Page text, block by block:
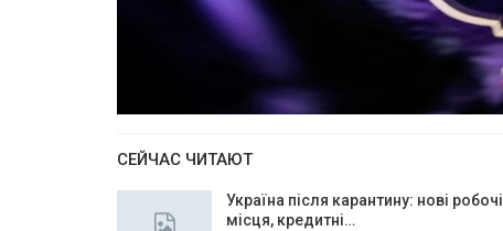
СЕЙЧАС ЧИТАЮТ
Україна після карантину: нові робочі
місця, кредитні…